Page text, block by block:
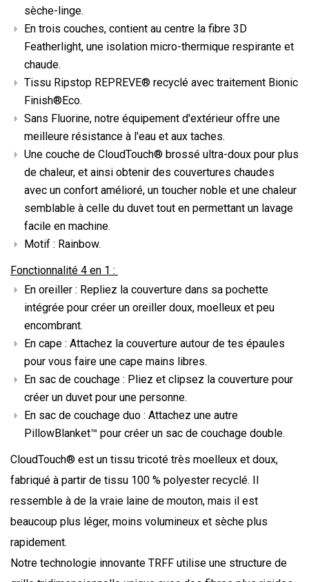
sèche-linge.
En trois couches, contient au centre la fibre 3D
Featherlight, une isolation micro-thermique respirante et
chaude.
Tissu Ripstop REPREVE® recyclé avec traitement Bionic
Finish®Eco.
Sans Fluorine, notre équipement d'extérieur offre une
meilleure résistance à l'eau et aux taches.
Une couche de CloudTouch® brossé ultra-doux pour plus
de chaleur, et ainsi obtenir des couvertures chaudes
avec un confort amélioré, un toucher noble et une chaleur
semblable à celle du duvet tout en permettant un lavage
facile en machine.
Motif : Rainbow.
Fonctionnalité 4 en 1 :
En oreiller : Repliez la couverture dans sa pochette
intégrée pour créer un oreiller doux, moelleux et peu
encombrant.
En cape : Attachez la couverture autour de tes épaules
pour vous faire une cape mains libres.
En sac de couchage : Pliez et clipsez la couverture pour
créer un duvet pour une personne.
En sac de couchage duo : Attachez une autre
PillowBlanket™ pour créer un sac de couchage double.
CloudTouch® est un tissu tricoté très moelleux et doux,
fabriqué à partir de tissu 100 % polyester recyclé. Il
ressemble à de la vraie laine de mouton, mais il est
beaucoup plus léger, moins volumineux et sèche plus
rapidement.
Notre technologie innovante TRFF utilise une structure de